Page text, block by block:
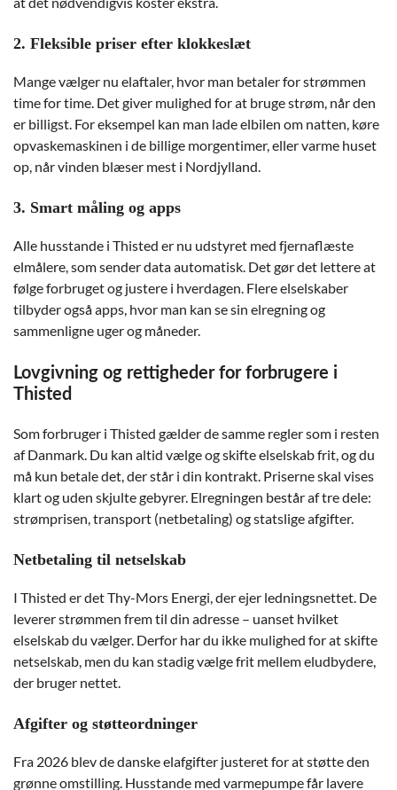
2. Fleksible priser efter klokkeslæt
Mange vælger nu elaftaler, hvor man betaler for strømmen
time for time. Det giver mulighed for at bruge strøm, når den
er billigst. For eksempel kan man lade elbilen om natten, køre
opvaskemaskinen i de billige morgentimer, eller varme huset
op, når vinden blæser mest i Nordjylland.
3. Smart måling og apps
Alle husstande i Thisted er nu udstyret med fjernaflæste
elmålere, som sender data automatisk. Det gør det lettere at
følge forbruget og justere i hverdagen. Flere elselskaber
tilbyder også apps, hvor man kan se sin elregning og
sammenligne uger og måneder.
Lovgivning og rettigheder for forbrugere i
Thisted
Som forbruger i Thisted gælder de samme regler som i resten
af Danmark. Du kan altid vælge og skifte elselskab frit, og du
må kun betale det, der står i din kontrakt. Priserne skal vises
klart og uden skjulte gebyrer. Elregningen består af tre dele:
strømprisen, transport (netbetaling) og statslige afgifter.
Netbetaling til netselskab
I Thisted er det Thy-Mors Energi, der ejer ledningsnettet. De
leverer strømmen frem til din adresse – uanset hvilket
elselskab du vælger. Derfor har du ikke mulighed for at skifte
netselskab, men du kan stadig vælge frit mellem eludbydere,
der bruger nettet.
Afgifter og støtteordninger
Fra 2026 blev de danske elafgifter justeret for at støtte den
grønne omstilling. Husstande med varmepumpe får lavere